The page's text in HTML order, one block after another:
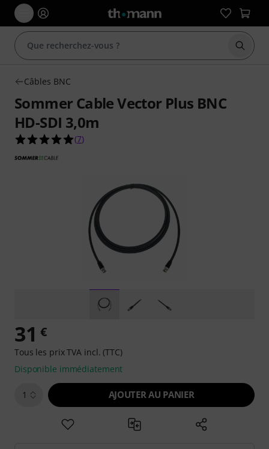
Câbles BNC
Sommer Cable Vector Plus BNC
HD-SDI 3,0m
5.0 étoiles sur 5 d'après 7 évaluations clients
(7)
31 €
Tous les prix TVA incl. (TTC)
Disponible immédiatement
1 AJOUTER AU PANIER